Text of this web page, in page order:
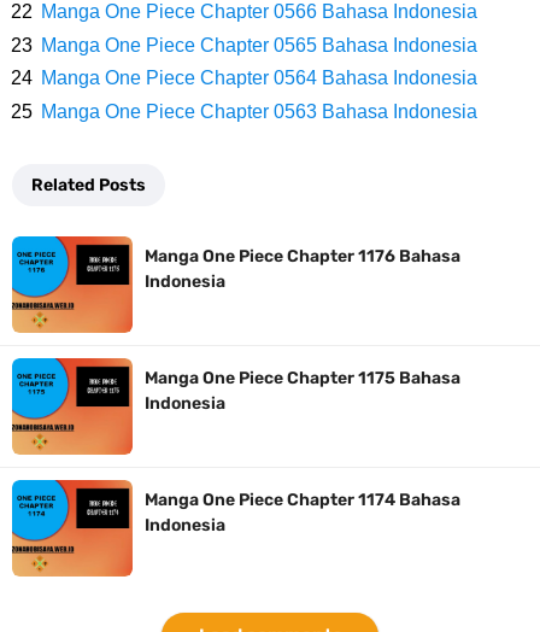
Bersama Keluarga
Arti Bendera Seychelles, Negara Kepulauan Yang Terletak Di
Sama Sekali
7 Fakta Queen One Piece, All Star Yang Jadi Penanggung Jawab
Penjara Udon
7 Fakta Brook One Piece, Mantan Kapten Yang Poster Bountynya
Poster Konser
7 Kapal Pesiar Terberat Di Dunia, Simbol Ambisi Industri Pariwisata
Laut
Manga One Piece Chapter 0566 Bahasa Indonesia
Manga One Piece Chapter 0565 Bahasa Indonesia
Manga One Piece Chapter 0564 Bahasa Indonesia
Manga One Piece Chapter 0563 Bahasa Indonesia
Related Posts
Manga One Piece Chapter 1176 Bahasa
Indonesia
Manga One Piece Chapter 1175 Bahasa
Indonesia
Manga One Piece Chapter 1174 Bahasa
Indonesia